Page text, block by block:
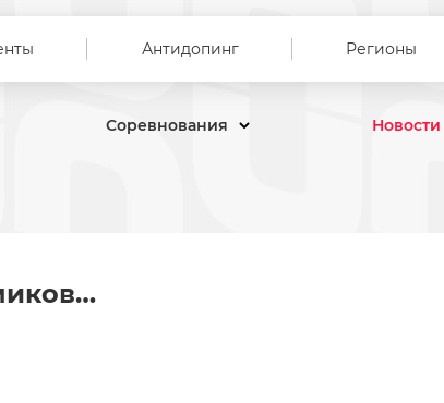
Антидопинг Регионы
Соревнования Новости